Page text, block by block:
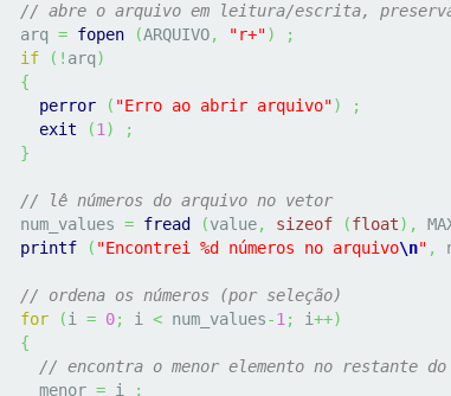
// abre o arquivo em leitura/escrita,
  arq
= fopen (ARQUIVO, "r+")
;
if
( ! arq)
{
perror
( "Erro ao abrir arquivo")
;
exit
(1 )
;
}
// lê números do arquivo no vetor
  num_values
= fread (value, sizeof (float) ,
printf
( "Encontrei %d números no arquivo\n" ,
// ordena os números (por seleção)
for
(i = 0; i < num_values-1 ; i++)
{
// encontra o menor elemento no restante
    menor
= i ;